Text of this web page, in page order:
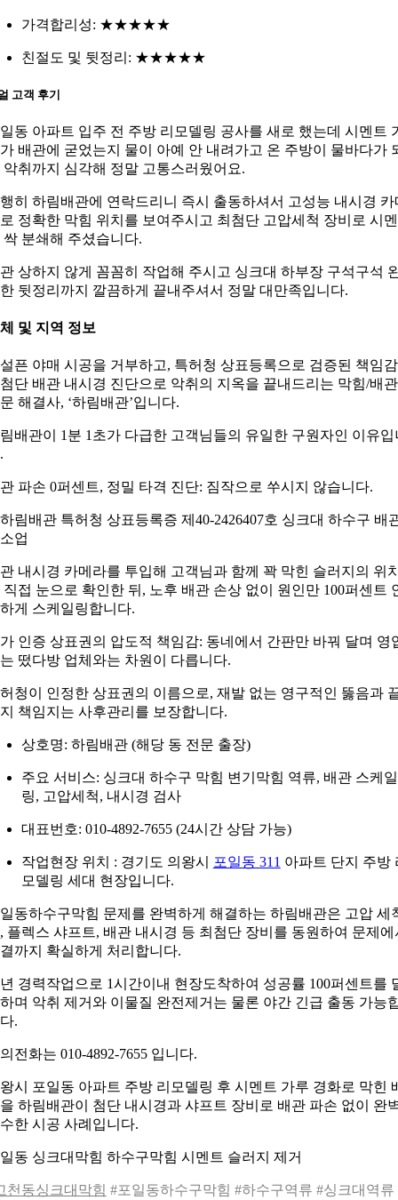
가격합리성: ★★★★★
친절도 및 뒷정리: ★★★★★
고객 후기
동 아파트 입주 전 주방 리모델링 공사를 새로 했는데 시멘트
배관에 굳었는지 물이 아예 안 내려가고 온 주방이 물바다가
악취까지 심각해 정말 고통스러웠어요.
히 하림배관에 연락드리니 즉시 출동하셔서 고성능 내시경 카
정확한 막힘 위치를 보여주시고 최첨단 고압세척 장비로 시
싹 분쇄해 주셨습니다.
상하지 않게 꼼꼼히 작업해 주시고 싱크대 하부장 구석구석
뒷정리까지 깔끔하게 끝내주셔서 정말 대만족입니다.
및 지역 정보
픈 야매 시공을 거부하고, 특허청 상표등록으로 검증된 책임
단 배관 내시경 진단으로 악취의 지옥을 끝내드리는 막힘/배관
해결사, ‘하림배관’입니다.
배관이 1분 1초가 다급한 고객님들의 유일한 구원자인 이유입
파손 0퍼센트, 정밀 타격 진단: 짐작으로 쑤시지 않습니다.
내시경 카메라를 투입해 고객님과 함께 꽉 막힌 슬러지의 위
직접 눈으로 확인한 뒤, 노후 배관 손상 없이 원인만 100퍼센트
게 스케일링합니다.
인증 상표권의 압도적 책임감: 동네에서 간판만 바꿔 달며 영
떴다방 업체와는 차원이 다릅니다.
청이 인정한 상표권의 이름으로, 재발 없는 영구적인 뚫음과
책임지는 사후관리를 보장합니다.
상호명: 하림배관 (해당 동 전문 출장)
주요 서비스: 싱크대 하수구 막힘 변기막힘 역류, 배관 스케일
링, 고압세척, 내시경 검사
대표번호: 010-4892-7655 (24시간 상담 가능)
작업현장 위치 : 경기도 의왕시 포일동 311 아파트 단지 주방
모델링 세대 현장입니다.
동하수구막힘 문제를 완벽하게 해결하는 하림배관은 고압 세
플렉스 샤프트, 배관 내시경 등 최첨단 장비를 동원하여 문제에
까지 확실하게 처리합니다.
경력작업으로 1시간이내 현장도착하여 성공률 100퍼센트를
며 악취 제거와 이물질 완전제거는 물론 야간 긴급 출동 가능
.
전화는 010-4892-7655 입니다.
시 포일동 아파트 주방 리모델링 후 시멘트 가루 경화로 막힌
하림배관이 첨단 내시경과 샤프트 장비로 배관 파손 없이 완
한 시공 사례입니다.
동 싱크대막힘 하수구막힘 시멘트 슬러지 제거
천동싱크대막힘 #포일동하수구막힘 #하수구역류 #싱크대역류